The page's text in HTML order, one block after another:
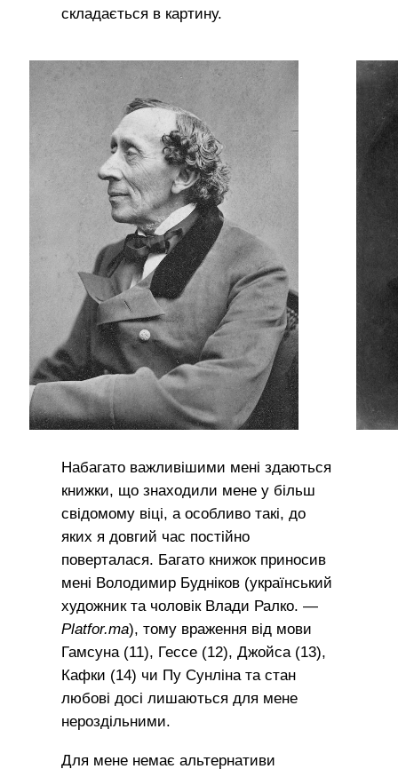
складається в картину.
Набагато важливішими мені здаються
книжки, що знаходили мене у більш
свідомому віці, а особливо такі, до
яких я довгий час постійно
поверталася. Багато книжок приносив
мені Володимир Будніков (український
художник та чоловік Влади Ралко. —
Platfor.ma), тому враження від мови
Гамсуна (11), Гессе (12), Джойса (13),
Кафки (14) чи Пу Сунліна та стан
любові досі лишаються для мене
нероздільними.
Для мене немає альтернативи